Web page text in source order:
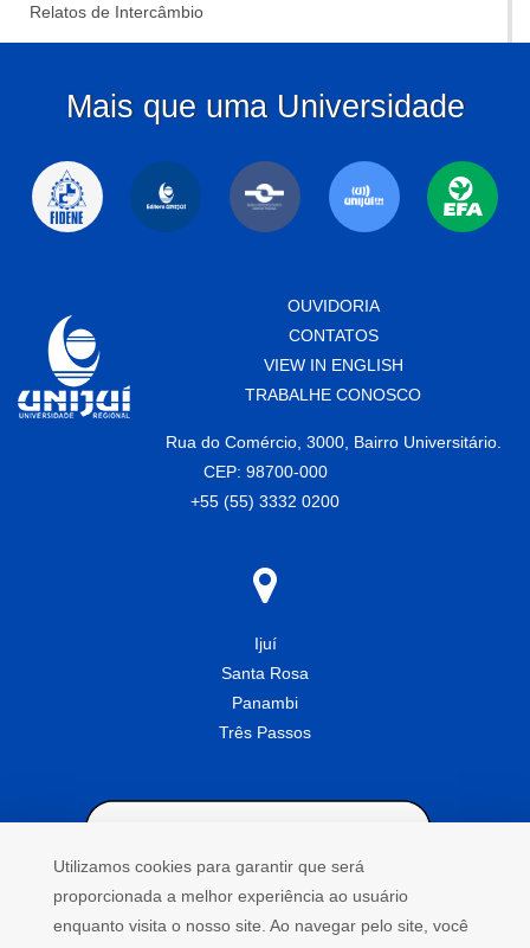
Relatos de Intercâmbio
Mais que uma Universidade
OUVIDORIA
CONTATOS
VIEW IN ENGLISH
TRABALHE CONOSCO
Rua do Comércio, 3000, Bairro Universitário.
CEP: 98700-000
+55 (55) 3332 0200
Ijuí
Santa Rosa
Panambi
Três Passos
Utilizamos cookies para garantir que será
proporcionada a melhor experiência ao usuário
enquanto visita o nosso site. Ao navegar pelo site, você